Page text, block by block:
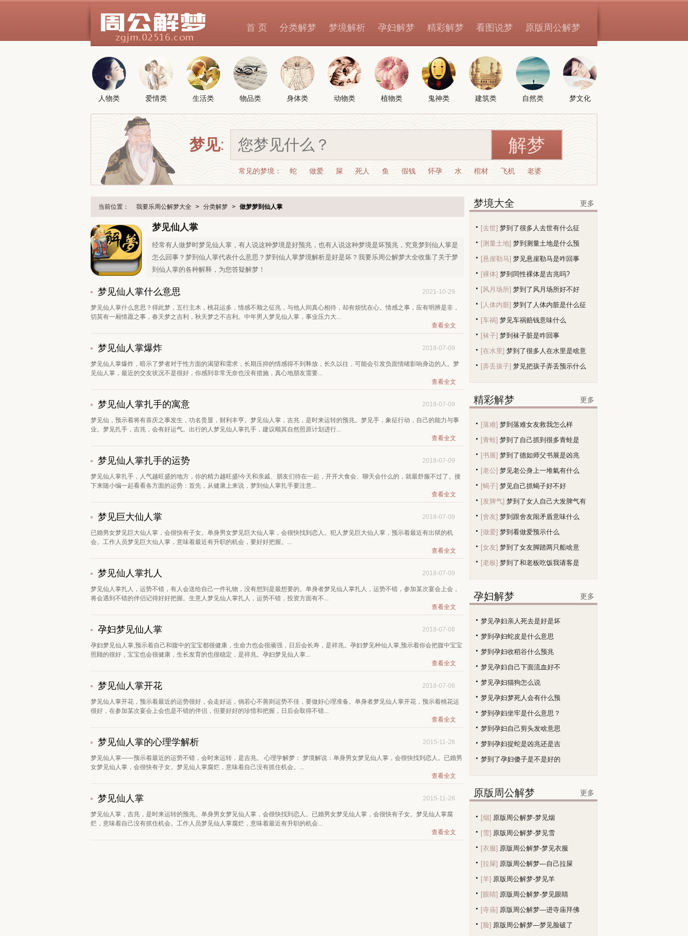
首 页 分类解梦 梦境解析 孕妇解梦 精彩解梦 看图说梦 原版周公解梦
人物类 爱情类 生活类 物品类 身体类 动物类 植物类 鬼神类 建筑类 自然类 梦文化
梦见:
常见的梦境： 蛇 做爱 屎 死人 鱼 假钱 怀孕 水 棺材 飞机 老婆
当前位置： 我要乐周公解梦大全 > 分类解梦 > 做梦梦到仙人掌
梦见仙人掌
经常有人做梦时梦见仙人掌，有人说这种梦境是好预兆，也有人说这种梦境是坏预兆，究竟梦到仙人掌是
怎么回事？梦到仙人掌代表什么意思？梦到仙人掌梦境解析是好是坏？我要乐周公解梦大全收集了关于梦
到仙人掌的各种解释，为您答疑解梦！
梦见仙人掌什么意思 2021-10-29
梦见仙人掌什么意思？得此梦，五行主木，桃花运多，情感不顺之征兆，与他人间真心相待，却有烦忧在心。情感之事，应有明辨是非，
切莫有一厢情愿之事，春天梦之吉利，秋天梦之不吉利。中年男人梦见仙人掌，事业压力大...
查看全文
梦见仙人掌爆炸 2018-07-09
梦见仙人掌爆炸，暗示了梦者对于性方面的渴望和需求，长期压抑的情感得不到释放，长久以往，可能会引发负面情绪影响身边的人。梦
见仙人掌，最近的交友状况不是很好，你感到非常无奈也没有措施，真心地朋友需要...
查看全文
梦见仙人掌扎手的寓意 2018-07-09
梦见仙，预示着将有喜庆之事发生，功名贵显，财利丰亨。梦见仙人掌，吉兆，是时来运转的预兆。梦见手，象征行动，自己的能力与事
业。梦见扎手，吉兆，会有好运气。出行的人梦见仙人掌扎手，建议顺其自然照原计划进行...
查看全文
梦见仙人掌扎手的运势 2018-07-09
梦见仙人掌扎手，人气越旺盛的地方，你的精力越旺盛!今天和亲戚、朋友们待在一起，开开大食会、聊天会什么的，就最舒服不过了。接
下来随小编一起看看各方面的运势：首先，从健康上来说，梦到仙人掌扎手要注意...
查看全文
梦见巨大仙人掌 2018-07-09
已婚男女梦见巨大仙人掌，会很快有子女。单身男女梦见巨大仙人掌，会很快找到恋人。犯人梦见巨大仙人掌，预示着最近有出狱的机
会。工作人员梦见巨大仙人掌，意味着最近有升职的机会，要好好把握。...
查看全文
梦见仙人掌扎人 2018-07-09
梦见仙人掌扎人，运势不错，有人会送给自己一件礼物，没有想到是最想要的。单身者梦见仙人掌扎人，运势不错，参加某次宴会上会，
将会遇到不错的伴侣记得好好把握。生意人梦见仙人掌扎人，运势不错，投资方面有不...
查看全文
孕妇梦见仙人掌 2018-07-08
孕妇梦见仙人掌,预示着自己和腹中的宝宝都很健康，生命力也会很顽强，日后会长寿，是祥兆。孕妇梦见种仙人掌,预示着你会把腹中宝宝
照顾的很好，宝宝也会很健康，生长发育的也很稳定，是祥兆。孕妇梦见仙人掌...
查看全文
梦见仙人掌开花 2018-07-08
梦见仙人掌开花，预示着最近的运势很好，会走好运，倘若心不善则运势不佳，要做好心理准备。单身者梦见仙人掌开花，预示着桃花运
很好，在参加某次宴会上会也是不错的伴侣，但要好好的珍惜和把握，日后会取得不错...
查看全文
梦见仙人掌的心理学解析 2015-11-28
梦见仙人掌——预示着最近的运势不错，会时来运转，是吉兆。 心理学解梦： 梦境解说：单身男女梦见仙人掌，会很快找到恋人。已婚男
女梦见仙人掌，会很快有子女。梦见仙人掌腐烂，意味着自己没有抓住机会。...
查看全文
梦见仙人掌 2015-11-28
梦见仙人掌，吉兆，是时来运转的预兆。单身男女梦见仙人掌，会很快找到恋人。已婚男女梦见仙人掌，会很快有子女。梦见仙人掌腐
烂，意味着自己没有抓住机会。工作人员梦见仙人掌腐烂，意味着最近有升职的机会...
查看全文
梦境大全 更多
[去世] 梦到了很多人去世有什么征
[测量土地] 梦到测量土地是什么预
兆？[悬崖勒马] 梦见悬崖勒马是咋回事
[裸体] 梦到同性裸体是吉兆吗?
[风月场所] 梦到了风月场所好不好
[人体内脏] 梦到了人体内脏是什么征
兆 [车祸] 梦见车祸赔钱意味什么
[袜子] 梦到袜子脏是咋回事
[在水里] 梦到了很多人在水里是啥意
[弄丢孩子] 梦见把孩子弄丢预示什么
精彩解梦 更多
[落难] 梦到落难女友救我怎么样
[青蛙] 梦到了自己抓到很多青蛙是
[书展] 梦到了德如师父书展是凶兆
[老公] 梦见老公身上一堆氣有什么
[蝎子] 梦见自己抓蝎子好不好
[发脾气] 梦到了女人自己大发脾气有
[舍友] 梦到跟舍友闹矛盾意味什么
[做爱] 梦到看做爱预示什么
[女友] 梦到了女友脚踏两只船啥意
[老板] 梦到了和老板吃饭我请客是
孕妇解梦 更多
梦见孕妇亲人死去是好是坏
梦到孕妇蛇皮是什么意思
梦到孕妇收稻谷什么预兆
梦见孕妇自己下面流血好不
梦见孕妇猫狗怎么说
梦见孕妇梦死人会有什么预
梦到孕妇坐牢是什么意思？
梦到孕妇自己剪头发啥意思
梦到孕妇捉蛇是凶兆还是吉
梦到了孕妇傻子是不是好的
原版周公解梦 更多
[烟] 原版周公解梦-梦见烟
[雪] 原版周公解梦-梦见雪
[衣服] 原版周公解梦-梦见衣服
[拉屎] 原版周公解梦—自己拉屎
[羊] 原版周公解梦-梦见羊
[眼睛] 原版周公解梦-梦见眼睛
[寺庙] 原版周公解梦—进寺庙拜佛
[脸] 原版周公解梦—梦见脸破了